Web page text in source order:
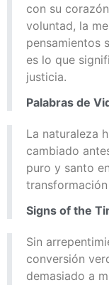
con su
voluntad, la
pensamientos
es lo que
justicia.
Palabras de
La naturaleza
cambiado
puro y santo
Signs of the
Sin
conversión
demasiado a